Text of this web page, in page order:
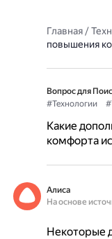
Главная/
повышения
Вопрос для
#Технологии
Какие
комфорта
Алиса
На основе
Некоторые